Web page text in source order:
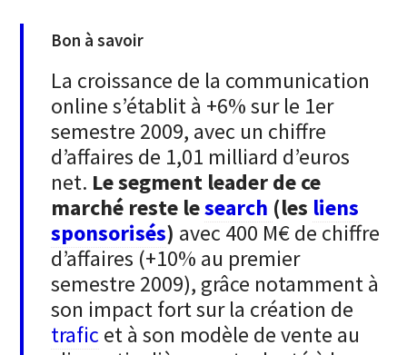
Bon à savoir
La croissance de la communication
online s’établit à +6% sur le 1er
semestre 2009, avec un chiffre
d’affaires de 1,01 milliard d’euros
net. Le segment leader de ce
marché reste lesearch (les liens
sponsorisés) avec 400 M€ de chiffre
d’affaires (+10% au premier
semestre 2009), grâce notamment à
son impact fort sur la création de
trafic et à son modèle de vente au